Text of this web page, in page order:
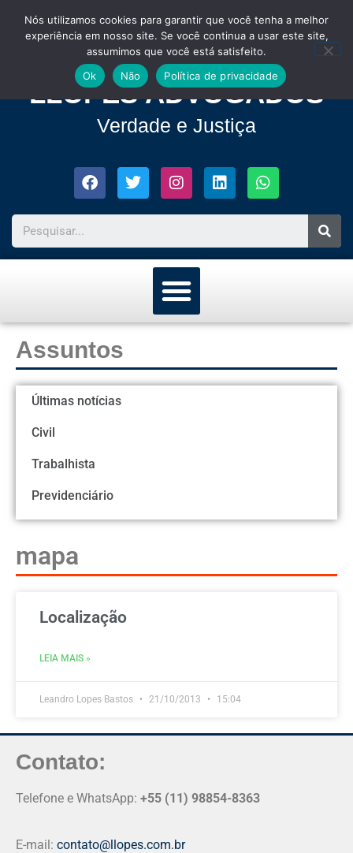
LLOPES ADVOGADOS
Verdade e Justiça
Assuntos
Últimas notícias
Civil
Trabalhista
Previdenciário
mapa
Localização
LEIA MAIS »
Leandro Lopes Bastos 21/10/2013 15:04
Contato:
Telefone e WhatsApp: +55 (11) 98854-8363
E-mail: contato@llopes.com.br
Nós utilizamos cookies para garantir que você tenha a melhor
experiência em nosso site. Se você continua a usar este site,
assumimos que você está satisfeito.
Ok
Não Política de privacidade